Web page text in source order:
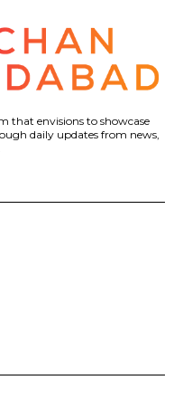
that envisions to showcase
daily updates from news,